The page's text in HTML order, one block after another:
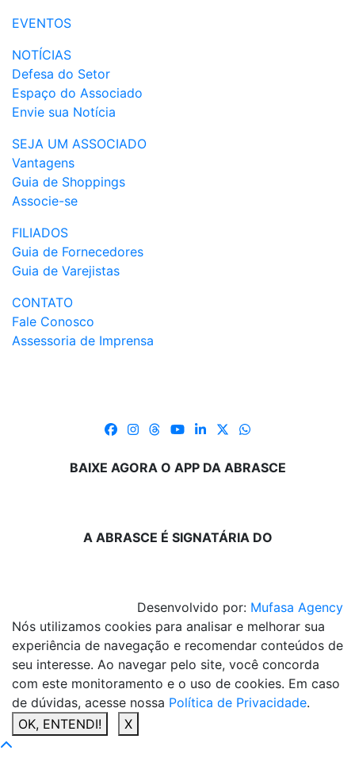
EVENTOS
NOTÍCIAS
Defesa do Setor
Espaço do Associado
Envie sua Notícia
SEJA UM ASSOCIADO
Vantagens
Guia de Shoppings
Associe-se
FILIADOS
Guia de Fornecedores
Guia de Varejistas
CONTATO
Fale Conosco
Assessoria de Imprensa
BAIXE AGORA O APP DA ABRASCE
A ABRASCE É SIGNATÁRIA DO
Desenvolvido por: Mufasa Agency
Nós utilizamos cookies para analisar e melhorar sua
experiência de navegação e recomendar conteúdos de
seu interesse. Ao navegar pelo site, você concorda
com este monitoramento e o uso de cookies. Em caso
de dúvidas, acesse nossa Política de Privacidade.
OK, ENTENDI!
X